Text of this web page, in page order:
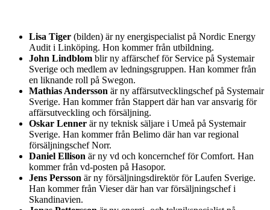
Lisa Tiger (bilden) är ny energispecialist på Nordic Energy
Audit i Linköping. Hon kommer från utbildning.
John Lindblom blir ny affärschef för Service på Systemair
Sverige och medlem av ledningsgruppen. Han kommer från
en liknande roll på Swegon.
Mathias Andersson är ny affärsutvecklingschef på Systemair
Sverige. Han kommer från Stappert där han var ansvarig för
affärsutveckling och försäljning.
Oskar Lenner är ny teknisk säljare i Umeå på Systemair
Sverige. Han kommer från Belimo där han var regional
försäljningschef Norr.
Daniel Ellison är ny vd och koncernchef för Comfort. Han
kommer från vd-posten på Hasopor.
Jens Persson är ny försäljningsdirektör för Laufen Sverige.
Han kommer från Vieser där han var försäljningschef i
Skandinavien.